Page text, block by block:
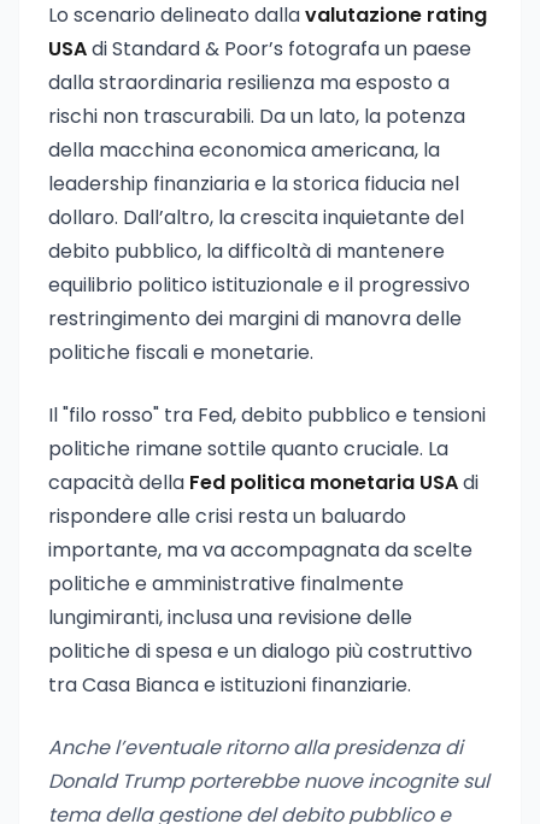
Lo scenario delineato dallavalutazione rating
USAdi Standard & Poor’s fotografa un paese
dalla straordinaria resilienza ma esposto a
rischi non trascurabili. Da un lato, la potenza
della macchina economica americana, la
leadership finanziaria e la storica fiducia nel
dollaro. Dall’altro, la crescita inquietante del
debito pubblico, la difficoltà di mantenere
equilibrio politico istituzionale e il progressivo
restringimento dei margini di manovra delle
politiche fiscali e monetarie.
Il "filo rosso" tra Fed, debito pubblico e tensioni
politiche rimane sottile quanto cruciale. La
capacità della Fed politica monetaria USAdi
rispondere alle crisi resta un baluardo
importante, ma va accompagnata da scelte
politiche e amministrative finalmente
lungimiranti, inclusa una revisione delle
politiche di spesa e un dialogo più costruttivo
tra Casa Bianca e istituzioni finanziarie.
Anche l’eventuale ritorno alla presidenza di
Donald Trump porterebbe nuove incognite sul
tema della gestione del debito pubblico e